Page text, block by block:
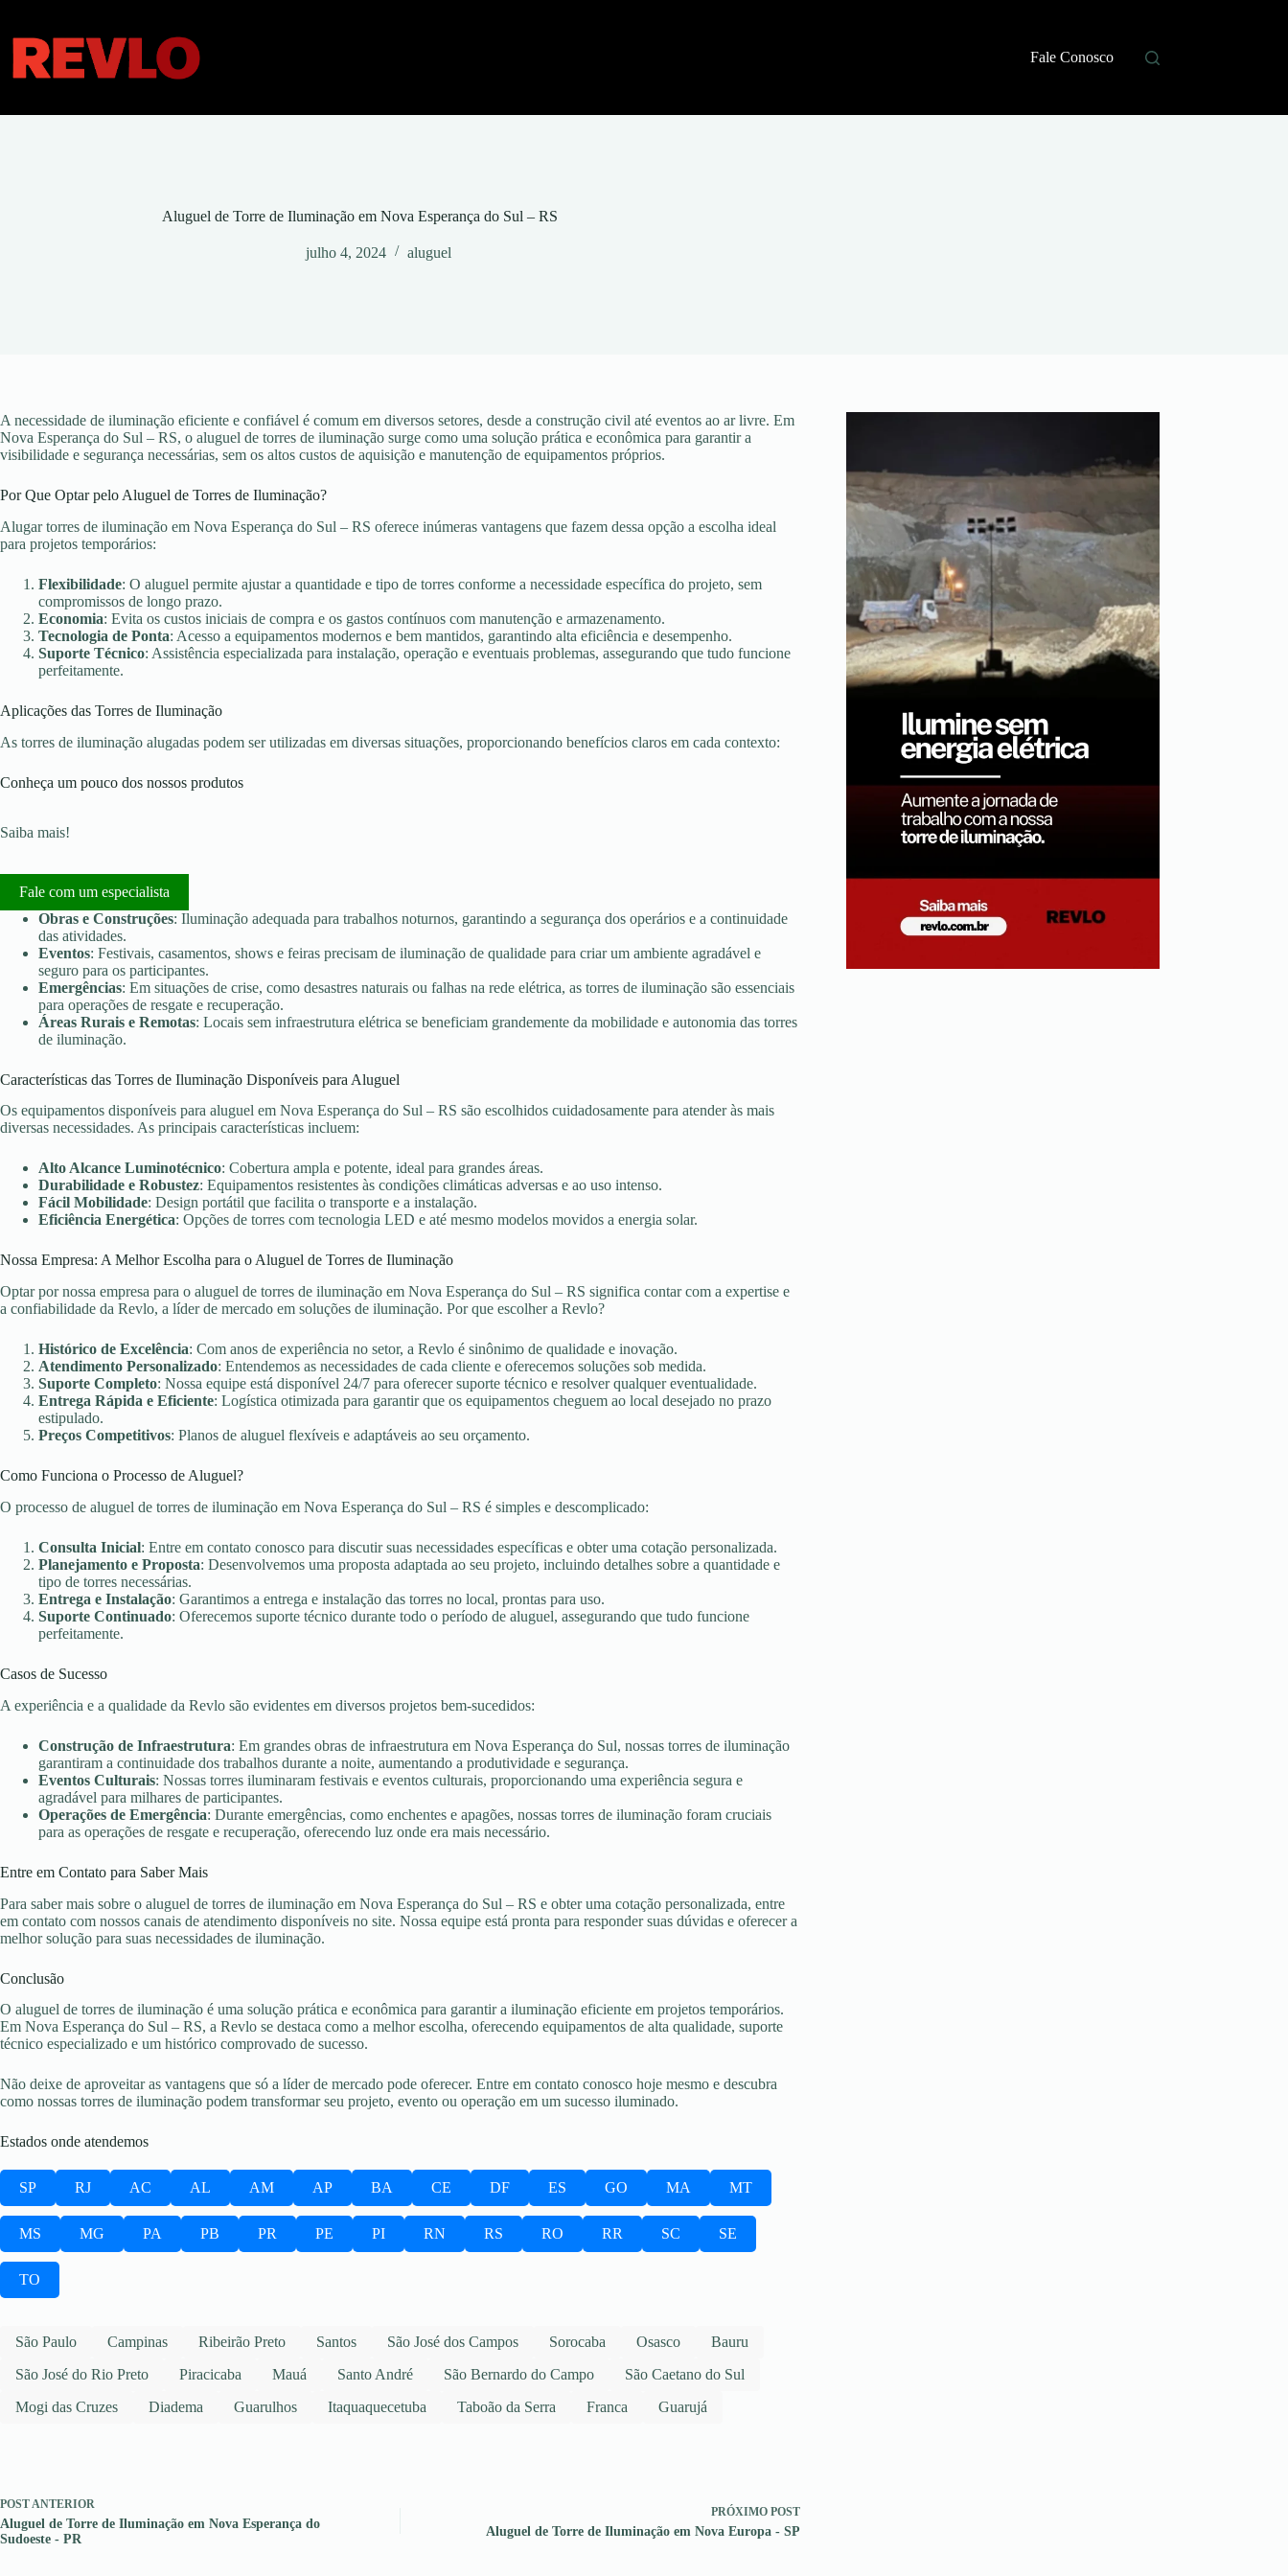
conteúdo
Fale Conosco
Aluguel de Torre de Iluminação em Nova Esperança do Sul – RS
julho 4, 2024 aluguel
A necessidade de iluminação eficiente e confiável é comum em diversos setores, desde a construção civil até eventos ao ar livre. Em
Nova Esperança do Sul – RS, o aluguel de torres de iluminação surge como uma solução prática e econômica para garantir a
visibilidade e segurança necessárias, sem os altos custos de aquisição e manutenção de equipamentos próprios.
Por Que Optar pelo Aluguel de Torres de Iluminação?
Alugar torres de iluminação em Nova Esperança do Sul – RS oferece inúmeras vantagens que fazem dessa opção a escolha ideal
para projetos temporários:
Flexibilidade: O aluguel permite ajustar a quantidade e tipo de torres conforme a necessidade específica do projeto, sem
compromissos de longo prazo.
Economia: Evita os custos iniciais de compra e os gastos contínuos com manutenção e armazenamento.
Tecnologia de Ponta: Acesso a equipamentos modernos e bem mantidos, garantindo alta eficiência e desempenho.
Suporte Técnico: Assistência especializada para instalação, operação e eventuais problemas, assegurando que tudo funcione
perfeitamente.
Aplicações das Torres de Iluminação
As torres de iluminação alugadas podem ser utilizadas em diversas situações, proporcionando benefícios claros em cada contexto:
Conheça um pouco dos nossos produtos
Saiba mais!
Fale com um especialista
Obras e Construções: Iluminação adequada para trabalhos noturnos, garantindo a segurança dos operários e a continuidade
das atividades.
Eventos: Festivais, casamentos, shows e feiras precisam de iluminação de qualidade para criar um ambiente agradável e
seguro para os participantes.
Emergências: Em situações de crise, como desastres naturais ou falhas na rede elétrica, as torres de iluminação são essenciais
para operações de resgate e recuperação.
Áreas Rurais e Remotas: Locais sem infraestrutura elétrica se beneficiam grandemente da mobilidade e autonomia das torres
de iluminação.
Características das Torres de Iluminação Disponíveis para Aluguel
Os equipamentos disponíveis para aluguel em Nova Esperança do Sul – RS são escolhidos cuidadosamente para atender às mais
diversas necessidades. As principais características incluem:
Alto Alcance Luminotécnico: Cobertura ampla e potente, ideal para grandes áreas.
Durabilidade e Robustez: Equipamentos resistentes às condições climáticas adversas e ao uso intenso.
Fácil Mobilidade: Design portátil que facilita o transporte e a instalação.
Eficiência Energética: Opções de torres com tecnologia LED e até mesmo modelos movidos a energia solar.
Nossa Empresa: A Melhor Escolha para o Aluguel de Torres de Iluminação
Optar por nossa empresa para o aluguel de torres de iluminação em Nova Esperança do Sul – RS significa contar com a expertise e
a confiabilidade da Revlo, a líder de mercado em soluções de iluminação. Por que escolher a Revlo?
Histórico de Excelência: Com anos de experiência no setor, a Revlo é sinônimo de qualidade e inovação.
Atendimento Personalizado: Entendemos as necessidades de cada cliente e oferecemos soluções sob medida.
Suporte Completo: Nossa equipe está disponível 24/7 para oferecer suporte técnico e resolver qualquer eventualidade.
Entrega Rápida e Eficiente: Logística otimizada para garantir que os equipamentos cheguem ao local desejado no prazo
estipulado.
Preços Competitivos: Planos de aluguel flexíveis e adaptáveis ao seu orçamento.
Como Funciona o Processo de Aluguel?
O processo de aluguel de torres de iluminação em Nova Esperança do Sul – RS é simples e descomplicado:
Consulta Inicial: Entre em contato conosco para discutir suas necessidades específicas e obter uma cotação personalizada.
Planejamento e Proposta: Desenvolvemos uma proposta adaptada ao seu projeto, incluindo detalhes sobre a quantidade e
tipo de torres necessárias.
Entrega e Instalação: Garantimos a entrega e instalação das torres no local, prontas para uso.
Suporte Continuado: Oferecemos suporte técnico durante todo o período de aluguel, assegurando que tudo funcione
perfeitamente.
Casos de Sucesso
A experiência e a qualidade da Revlo são evidentes em diversos projetos bem-sucedidos:
Construção de Infraestrutura: Em grandes obras de infraestrutura em Nova Esperança do Sul, nossas torres de iluminação
garantiram a continuidade dos trabalhos durante a noite, aumentando a produtividade e segurança.
Eventos Culturais: Nossas torres iluminaram festivais e eventos culturais, proporcionando uma experiência segura e
agradável para milhares de participantes.
Operações de Emergência: Durante emergências, como enchentes e apagões, nossas torres de iluminação foram cruciais
para as operações de resgate e recuperação, oferecendo luz onde era mais necessário.
Entre em Contato para Saber Mais
Para saber mais sobre o aluguel de torres de iluminação em Nova Esperança do Sul – RS e obter uma cotação personalizada, entre
em contato com nossos canais de atendimento disponíveis no site. Nossa equipe está pronta para responder suas dúvidas e oferecer a
melhor solução para suas necessidades de iluminação.
Conclusão
O aluguel de torres de iluminação é uma solução prática e econômica para garantir a iluminação eficiente em projetos temporários.
Em Nova Esperança do Sul – RS, a Revlo se destaca como a melhor escolha, oferecendo equipamentos de alta qualidade, suporte
técnico especializado e um histórico comprovado de sucesso.
Não deixe de aproveitar as vantagens que só a líder de mercado pode oferecer. Entre em contato conosco hoje mesmo e descubra
como nossas torres de iluminação podem transformar seu projeto, evento ou operação em um sucesso iluminado.
Estados onde atendemos
SP RJ AC AL AM AP BA CE DF ES GO MA MT
MS MG PA PB PR PE PI RN RS RO RR SC SE
TO
São Paulo Campinas Ribeirão Preto Santos São José dos Campos Sorocaba Osasco
Bauru
São José do Rio Preto
Piracicaba Mauá Santo André São Bernardo do Campo
São Caetano do Sul
Mogi das Cruzes
Diadema Guarulhos Itaquaquecetuba Taboão da Serra Franca Guarujá
POSTANTERIOR
Aluguel de Torre de Iluminação em Nova Esperança do
Sudoeste - PR
PRÓXIMO POST
Aluguel de Torre de Iluminação em Nova Europa - SP